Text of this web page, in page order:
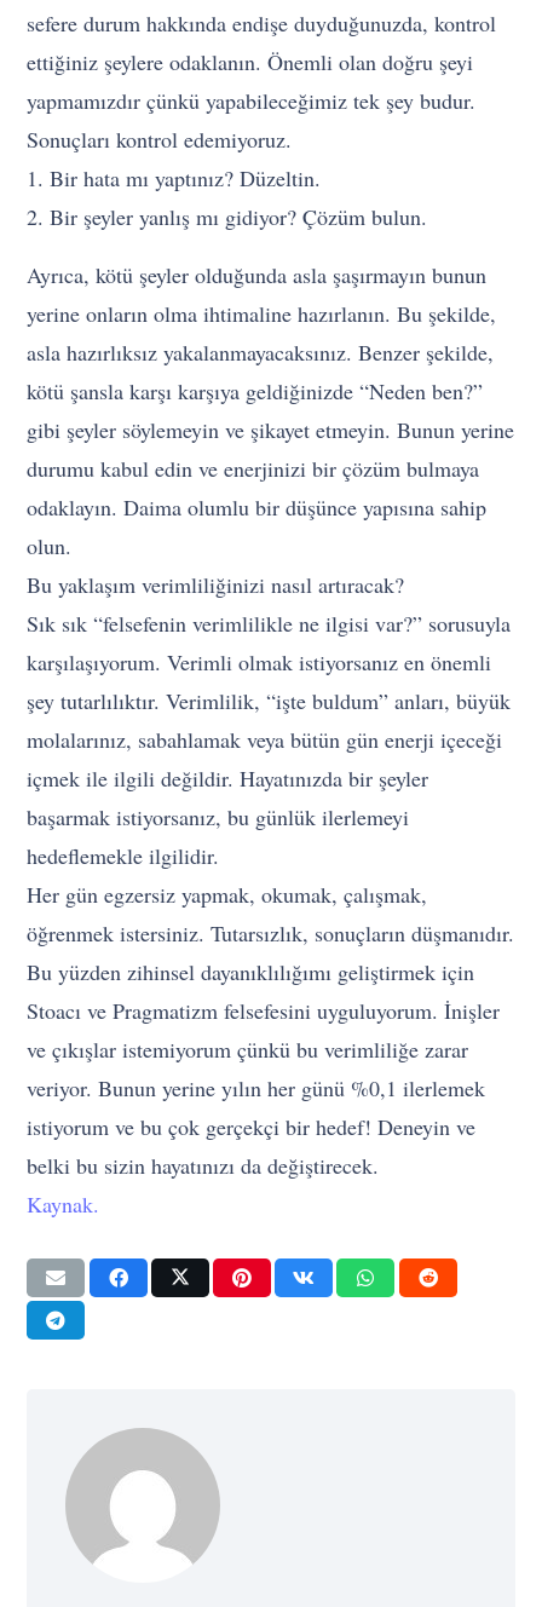
sefere durum hakkında endişe duyduğunuzda, kontrol
ettiğiniz şeylere odaklanın. Önemli olan doğru şeyi
yapmamızdır çünkü yapabileceğimiz tek şey budur.
Sonuçları kontrol edemiyoruz.
1. Bir hata mı yaptınız? Düzeltin.
2. Bir şeyler yanlış mı gidiyor? Çözüm bulun.
Ayrıca, kötü şeyler olduğunda asla şaşırmayın bunun
yerine onların olma ihtimaline hazırlanın. Bu şekilde,
asla hazırlıksız yakalanmayacaksınız. Benzer şekilde,
kötü şansla karşı karşıya geldiğinizde “Neden ben?”
gibi şeyler söylemeyin ve şikayet etmeyin. Bunun yerine
durumu kabul edin ve enerjinizi bir çözüm bulmaya
odaklayın. Daima olumlu bir düşünce yapısına sahip
olun.
Bu yaklaşım verimliliğinizi nasıl artıracak?
Sık sık “felsefenin verimlilikle ne ilgisi var?” sorusuyla
karşılaşıyorum. Verimli olmak istiyorsanız en önemli
şey tutarlılıktır. Verimlilik, “işte buldum” anları, büyük
molalarınız, sabahlamak veya bütün gün enerji içeceği
içmek ile ilgili değildir. Hayatınızda bir şeyler
başarmak istiyorsanız, bu günlük ilerlemeyi
hedeflemekle ilgilidir.
Her gün egzersiz yapmak, okumak, çalışmak,
öğrenmek istersiniz. Tutarsızlık, sonuçların düşmanıdır.
Bu yüzden zihinsel dayanıklılığımı geliştirmek için
Stoacı ve Pragmatizm felsefesini uyguluyorum. İnişler
ve çıkışlar istemiyorum çünkü bu verimliliğe zarar
veriyor. Bunun yerine yılın her günü %0,1 ilerlemek
istiyorum ve bu çok gerçekçi bir hedef! Deneyin ve
belki bu sizin hayatınızı da değiştirecek.
Kaynak.